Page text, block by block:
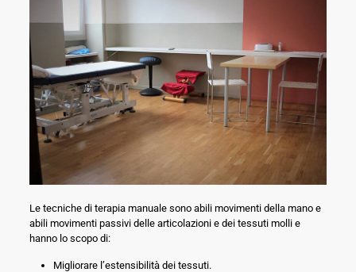
Le tecniche di terapia manuale sono abili movimenti della mano e
abili movimenti passivi delle articolazioni e dei tessuti molli e
hanno lo scopo di:
Migliorare l’estensibilità dei tessuti.